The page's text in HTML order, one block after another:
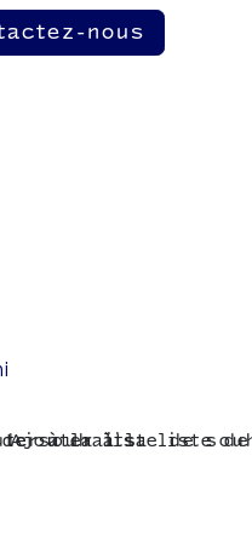
nous
souhaits
Ajouter à la liste de
à la liste de